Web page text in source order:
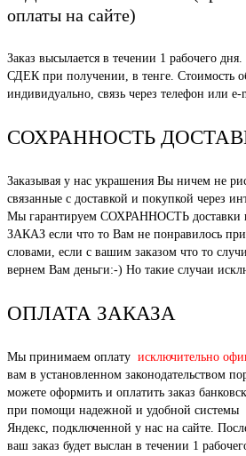
оплаты на сайте)
Заказ высылается в течении 1 рабочего
СДЕК при получении, в тенге. Стоимость
индивидуально, связь через телефон или e-
СОХРАННОСТЬ
Заказывая у нас украшения Вы ничем не
связанные с доставкой и покупкой через
Мы гарантируем СОХРАННОСТЬ
ЗАКАЗ если что то Вам не понравилось
словами, если с вашим заказом что то
вернем Вам деньги:-) Но такие случаи
ОПЛАТА ЗАКАЗА
Мы принимаем оплату исключительно
вам в установленном законодательством
можете оформить и оплатить заказ
при помощи надежной и удобной системы
Яндекс, подключенной у нас на сайте.
ваш заказ будет выслан в течении 1